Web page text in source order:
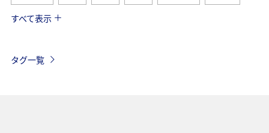
秋田県
すべて表示
タグ一覧